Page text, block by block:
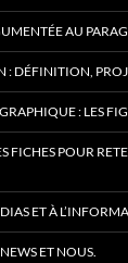
AU
: DÉFINITION,
: LES
FICHES POUR
ET À
ET NOUS.